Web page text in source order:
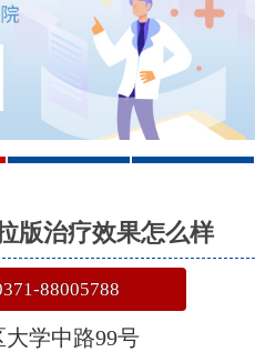
3 4
版治疗效果怎么样
88005788
学中路99号